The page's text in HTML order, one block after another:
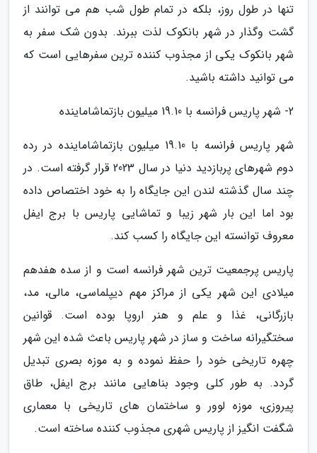
تنها در طول روز، بلکه در تمام طول شب هم می توانند از
گشت وگذار در شهر بانکوک لذت ببرند. بدون شک سفر به
شهر بانکوک یکی از مجذوب کننده ترین سفرهایی است که
می توانید داشته باشید.
2- شهر پاریس فرانسه با 19.10 میلیون بازتماشاماینده
شهر پاریس فرانسه با 19.10 میلیون بازتماشاماینده در رده
دوم شهرهای پربازدید دنیا در سال 2023 قرار گرفته است. در
چند سال گذشته لندن این جایگاه را به خود اختصاص داده
بود اما این بار شهر زیبا و تماشایی پاریس با برج ایفل
معروف توانسته این جایگاه را کسب کند.
پاریس پرجمعیت ترین شهر فرانسه است و از سده هفدهم
میلادی این شهر یکی از مراکز مهم دیپلماسی، مالی، مد،
بازرگانی، غذا و علم و هنر اروپا بوده است. قوانین
سختگیرانه ساخت و ساز در شهر پاریس باعث شده این شهر
چهره تاریخی خود را حفظ نموده و به موزه بصری تبدیل
گردد. به طور کلی وجود بناهایی مانند برج ایفل، طاق
پیروزی، موزه لوور و ساختمان های تاریخی با معماری
شگفت انگیز از پاریس شهری مجذوب کننده ساخته است.